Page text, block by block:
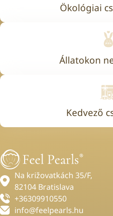
Ökológiai
Állatokon
Kedvező
Na križovatkách 35/F,
82104 Bratislava
+36309910550
info@feelpearls.hu